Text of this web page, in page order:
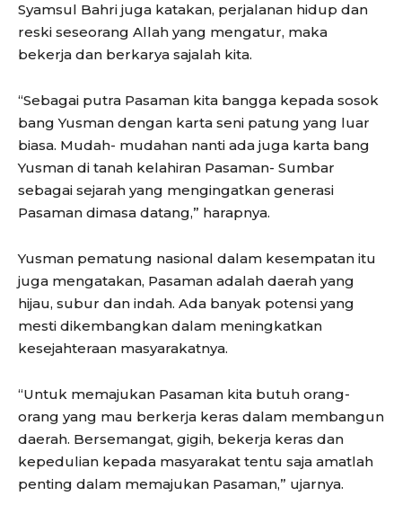
Syamsul Bahri juga katakan, perjalanan hidup dan
reski seseorang Allah yang mengatur, maka
bekerja dan berkarya sajalah kita.
“Sebagai putra Pasaman kita bangga kepada sosok
bang Yusman dengan karta seni patung yang luar
biasa. Mudah- mudahan nanti ada juga karta bang
Yusman di tanah kelahiran Pasaman- Sumbar
sebagai sejarah yang mengingatkan generasi
Pasaman dimasa datang,” harapnya.
Yusman pematung nasional dalam kesempatan itu
juga mengatakan, Pasaman adalah daerah yang
hijau, subur dan indah. Ada banyak potensi yang
mesti dikembangkan dalam meningkatkan
kesejahteraan masyarakatnya.
“Untuk memajukan Pasaman kita butuh orang-
orang yang mau berkerja keras dalam membangun
daerah. Bersemangat, gigih, bekerja keras dan
kepedulian kepada masyarakat tentu saja amatlah
penting dalam memajukan Pasaman,” ujarnya.